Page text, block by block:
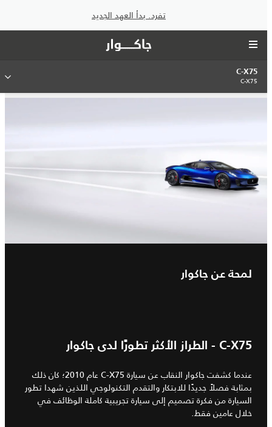
تفرد. بدأ العهد الجديد
C-X75
C-X75
لمحة عن جاكوار
C-X75 - الطراز الأكثر تطورًا لدى جاكوار
عندما كشفت جاكوار النقاب عن سيارة C-X75 عام 2010؛ كان ذلك
بمثابة فصلاً جديدًا للابتكار والتقدم التكنولوجي اللذين شهدا تطور
السيارة من فكرة تصميم إلى سيارة تجريبية كاملة الوظائف في
خلال عامين فقط.